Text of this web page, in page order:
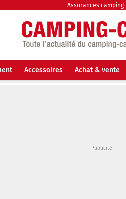
Assurances
Accessoires Achat & vente